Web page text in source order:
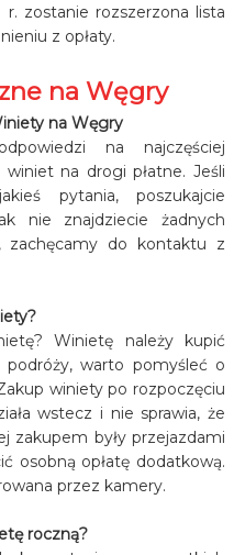
r. zostanie rozszerzona lista
z opłaty.
na Węgry
na Węgry
na najczęściej
na drogi płatne. Jeśli
pytania, poszukajcie
nie znajdziecie żadnych
zachęcamy do kontaktu z
Winietę należy kupić
warto pomyśleć o
winiety po rozpoczęciu
wstecz i nie sprawia, że
zakupem były przejazdami
osobną opłatę dodatkową.
przez kamery.
roczną?